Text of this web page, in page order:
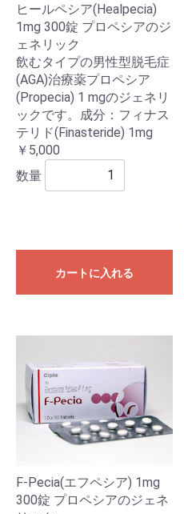
ヒールペシア(Healpecia)
1mg 300錠 プロペシアのジ
ェネリック
飲むタイプの男性型脱毛症
(AGA)治療薬プロペシア
(Propecia) 1 mgのジェネリ
ックです。成分：フィナス
テリド(Finasteride) 1mg
￥5,000
数量
カートに入れる
F-Pecia(エフペシア) 1mg
300錠 プロペシアのジェネ